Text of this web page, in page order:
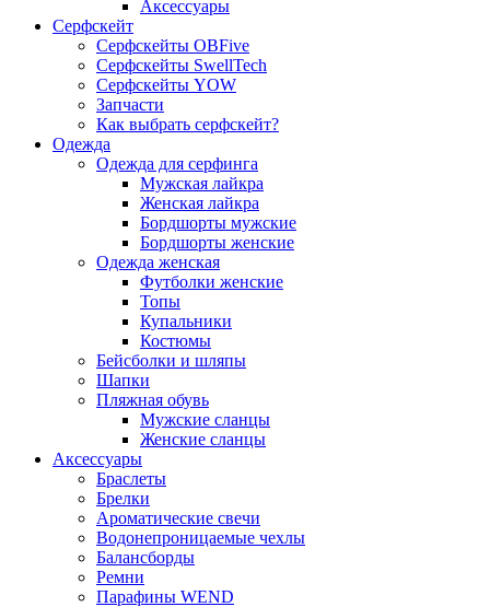
Аксессуары
Серфскейт
Серфскейты OBFive
Серфскейты SwellTech
Серфскейты YOW
Запчасти
Как выбрать серфскейт?
Одежда
Одежда для серфинга
Мужская лайкра
Женская лайкра
Бордшорты мужские
Бордшорты женские
Одежда женская
Футболки женские
Топы
Купальники
Костюмы
Бейсболки и шляпы
Шапки
Пляжная обувь
Мужские сланцы
Женские сланцы
Аксессуары
Браслеты
Брелки
Ароматические свечи
Водонепроницаемые чехлы
Балансборды
Ремни
Парафины WEND